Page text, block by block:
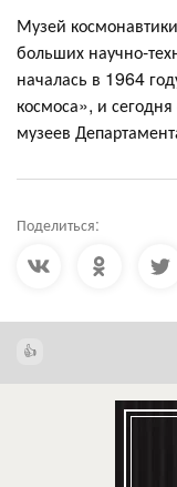
Музей
больших научно-
началась в 1964
космоса», и
музеев
Поделиться: